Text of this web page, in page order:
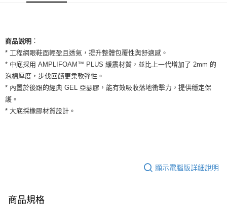
便利好安心！
１．簡單：不需註冊會員、不需綁卡、不需儲值。
２．便利：只要手機號碼，簡訊認證，即可結帳。
３．安心：先確認商品／服務後，再付款。
【「AFTEE先享後付」結帳流程】
１．於結帳方式選擇「AFTEE先享後付」後，將跳轉至「AFTEE先享後付」
結帳頁面，進行簡訊認證並確認金額後，即可完成結帳。
２．訂單成立數日內，您將收到繳費通知簡訊。
※ 交易是否成功請以「AFTEE先享後付 」之結帳頁面顯示為準，若有關於
是否繳費成功／繳費後需取消欲退款等相關疑問，請聯繫「AFTEE先享後付
【注意事項】
運送方式
全家取貨付款
每筆NT$60，滿NT$1,500(含以上)免運費
付款後全家取貨
每筆NT$60，滿NT$1,500(含以上)免運費
宅配
商品說明 ：
* 工程網眼鞋面輕盈且透氣，提升整體包覆性與舒適感。
* 中底採用 AMPLIFOAM™ PLUS 緩震材質，並比上一代增加了 2mm 的
泡棉厚度，步伐回饋更柔軟彈性。
* 內置於後跟的經典 GEL 亞瑟膠，能有效吸收落地衝擊力，提供穩定保
護。
* 大底採橡膠材質設計。
顯示電腦版詳細說明
商品規格